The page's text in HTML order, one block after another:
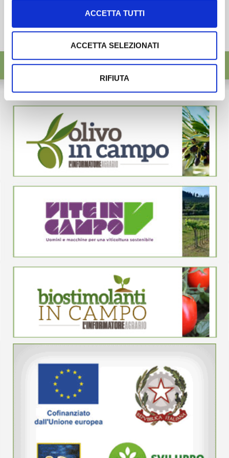
ACCETTA TUTTI
ACCETTA SELEZIONATI
RIFIUTA